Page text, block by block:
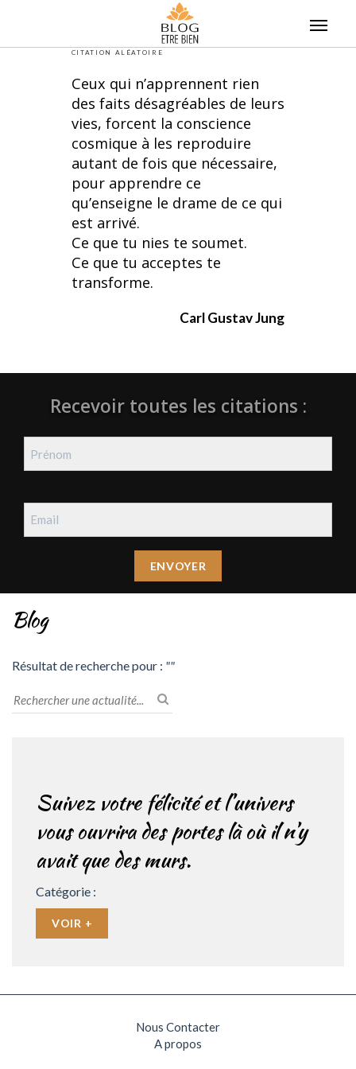
CITATION ALÉATOIRE
Ceux qui n’apprennent rien
des faits désagréables de leurs
vies, forcent la conscience
cosmique à les reproduire
autant de fois que nécessaire,
pour apprendre ce
qu’enseigne le drame de ce qui
est arrivé.
Ce que tu nies te soumet.
Ce que tu acceptes te
transforme.
Carl Gustav Jung
Recevoir toutes les citations :
Blog
Résultat de recherche pour : ""
Suivez votre félicité et l’univers
vous ouvrira des portes là où il n’y
avait que des murs.
Catégorie :
VOIR +
Nous Contacter
A propos